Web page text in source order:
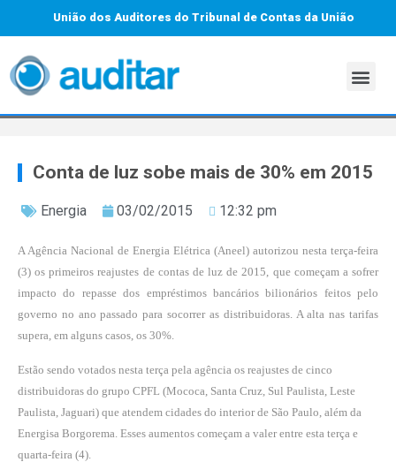
União dos Auditores do Tribunal de Contas da União
Conta de luz sobe mais de 30% em 2015
Energia 03/02/2015 12:32 pm
A Agência Nacional de Energia Elétrica (Aneel) autorizou nesta terça-feira
(3) os primeiros reajustes de contas de luz de 2015, que começam a sofrer
impacto do repasse dos empréstimos bancários bilionários feitos pelo
governo no ano passado para socorrer as distribuidoras. A alta nas tarifas
supera, em alguns casos, os 30%.
Estão sendo votados nesta terça pela agência os reajustes de cinco
distribuidoras do grupo CPFL (Mococa, Santa Cruz, Sul Paulista, Leste
Paulista, Jaguari) que atendem cidades do interior de São Paulo, além da
Energisa Borgorema. Esses aumentos começam a valer entre esta terça e
quarta-feira (4).